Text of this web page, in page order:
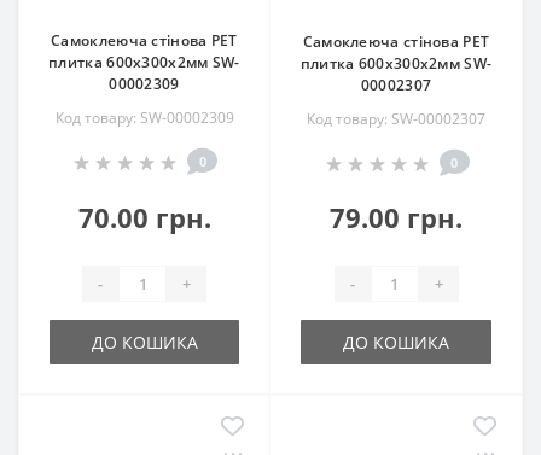
Самоклеюча стінова PET
плитка 600х300х2мм SW-
00002309
Код товару: SW-00002309
0
70.00 грн.
- +
ДО КОШИКА
Самоклеюча стінова PET
плитка 600х300х2мм SW-
00002307
Код товару: SW-00002307
0
79.00 грн.
- +
ДО КОШИКА